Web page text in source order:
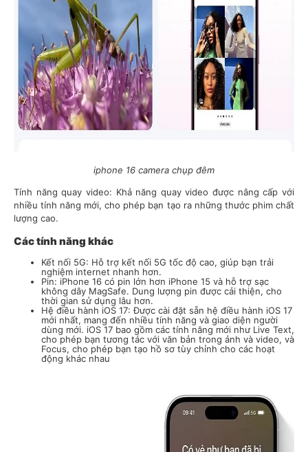
iphone 16 camera chụp đêm
Tính năng quay video: Khả năng quay video được nâng cấp với
nhiều tính năng mới, cho phép bạn tạo ra những thước phim chất
lượng cao.
Các tính năng khác
Kết nối 5G: Hỗ trợ kết nối 5G tốc độ cao, giúp bạn trải
nghiệm internet nhanh hơn.
Pin: iPhone 16 có pin lớn hơn iPhone 15 và hỗ trợ sạc
không dây MagSafe. Dung lượng pin được cải thiện, cho
thời gian sử dụng lâu hơn.
Hệ điều hành iOS 17: Được cài đặt sẵn hệ điều hành iOS 17
mới nhất, mang đến nhiều tính năng và giao diện người
dùng mới. iOS 17 bao gồm các tính năng mới như Live Text,
cho phép bạn tương tác với văn bản trong ảnh và video, và
Focus, cho phép bạn tạo hồ sơ tùy chỉnh cho các hoạt
động khác nhau